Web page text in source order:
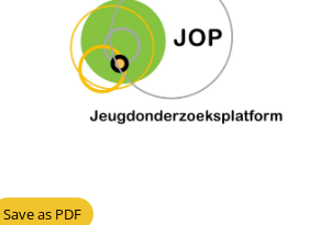
Save as PDF